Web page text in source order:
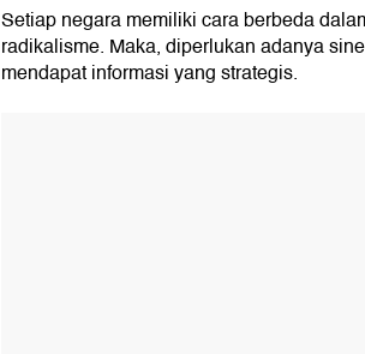
Setiap negara memiliki cara berbeda
radikalisme. Maka, diperlukan adanya
mendapat informasi yang strategis.